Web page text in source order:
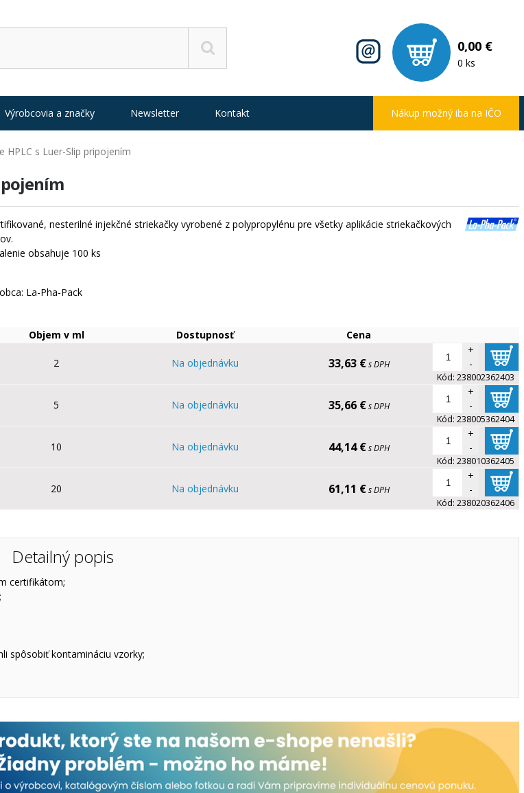
0,00 €
0 ks
HPLC s Luer-Slip pripojením
nesterilné injekčné striekačky vyrobené z polypropylénu pre všetky aplikácie striekačkových
obsahuje 100 ks
La-Pha-Pack
Objem v ml Dostupnosť Cena
2 Na objednávku 33,63 € s DPH
+
-
Kód: 238002362403
5 Na objednávku 35,66 € s DPH
+
-
Kód: 238005362404
10 Na objednávku 44,14 € s DPH
+
-
Kód: 238010362405
20 Na objednávku 61,11 € s DPH
+
-
Kód: 238020362406
Detailný popis
certifikátom;
spôsobiť kontamináciu vzorky;
Výrobcovia a značky Newsletter Kontakt Nákup možný iba na IČO